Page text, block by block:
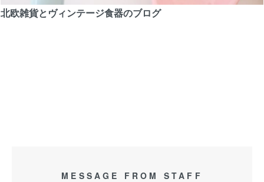
北欧雑貨とヴィンテージ食器のブログ
MESSAGE FROM STAFF